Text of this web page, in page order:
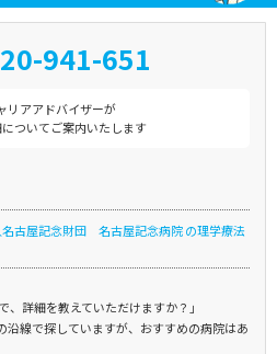
941-651
リアアドバイザーが
ついてご案内いたします
古屋記念財団 名古屋記念病院 の理学療法
、詳細を教えていただけますか？」
線で探していますが、おすすめの病院はあ